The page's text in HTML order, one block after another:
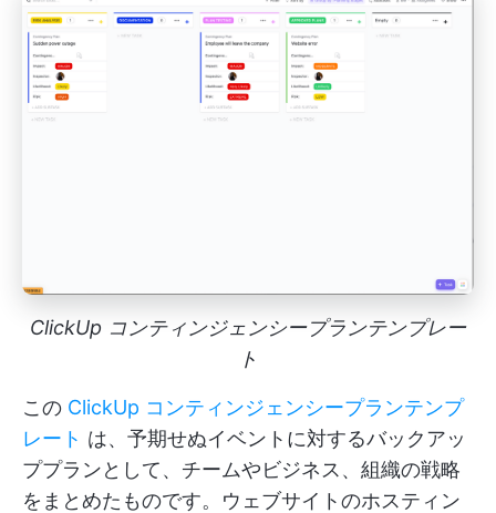
ClickUp コンティンジェンシープランテンプレー
ト
この ClickUp コンティンジェンシープランテンプ
レート は、予期せぬイベントに対するバックアッ
ププランとして、チームやビジネス、組織の戦略
をまとめたものです。ウェブサイトのホスティン